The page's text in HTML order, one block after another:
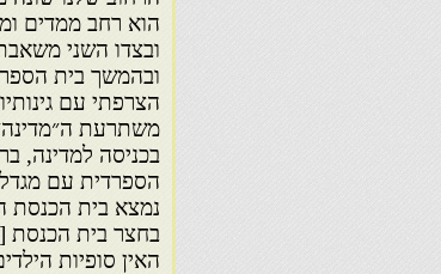
הוא רחב ממדים
ובצדו השני
ובהמשך בית
הצרפתי עם
משתרעת
בכניסה למדינה,
הספרדית עם
נמצא בית הכנסת
בחצר בית הכנסת
האין סופיות